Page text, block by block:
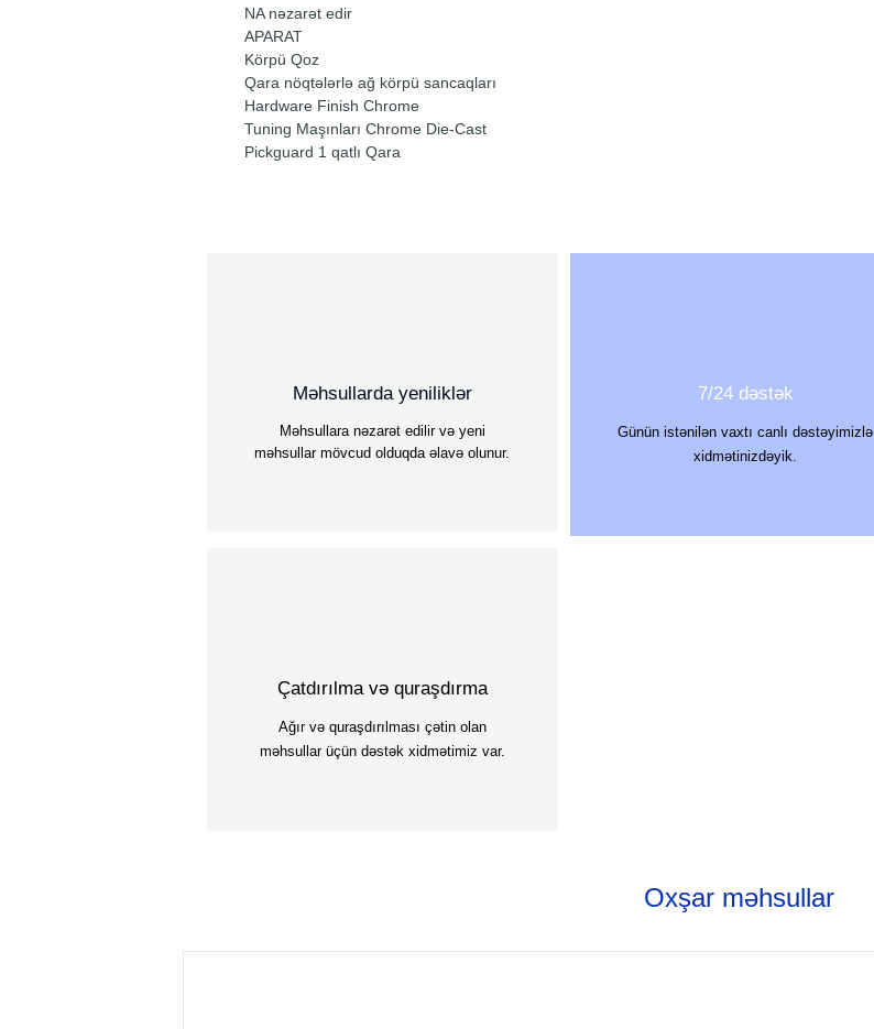
NA nəzarət edir
APARAT
Körpü Qoz
Qara nöqtələrlə ağ körpü sancaqları
Hardware Finish Chrome
Tuning Maşınları Chrome Die-Cast
Pickguard 1 qatlı Qara
Məhsullarda yeniliklər
Məhsullara nəzarət edilir və yeni
məhsullar mövcud olduqda əlavə olunur.
7/24 dəstək
Günün istənilən vaxtı canlı dəstəyimizlə
xidmətinizdəyik.
Çatdırılma və quraşdırma
Ağır və quraşdırılması çətin olan
məhsullar üçün dəstək xidmətimiz var.
Oxşar məhsullar